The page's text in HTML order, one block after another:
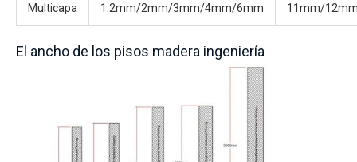
Multicapa 1.2mm/2mm/3mm/4mm/6mm 11mm/
El ancho de los pisos madera ingeniería